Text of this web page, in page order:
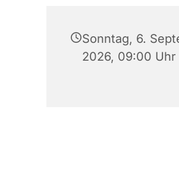
Sonntag, 6.
2026, 09:00 Uhr